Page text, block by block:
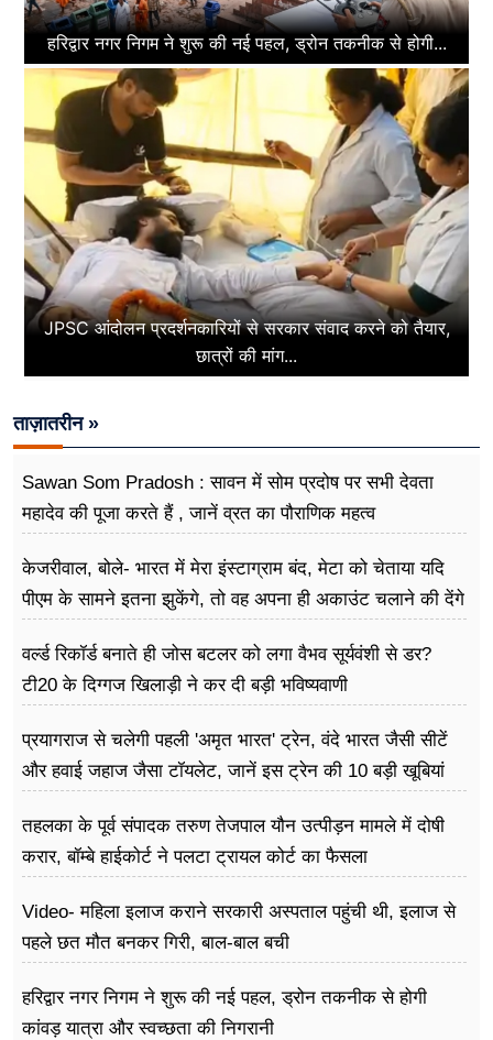
हरिद्वार नगर निगम ने शुरू की नई पहल, ड्रोन तकनीक से होगी...
JPSC आंदोलन प्रदर्शनकारियों से सरकार संवाद करने को तैयार,
छात्रों की मांग...
ताज़ातरीन »
Sawan Som Pradosh : सावन में सोम प्रदोष पर सभी देवता
महादेव की पूजा करते हैं , जानें व्रत का पौराणिक महत्व
केजरीवाल, बोले- भारत में मेरा इंस्टाग्राम बंद, मेटा को चेताया यदि
पीएम के सामने इतना झुकेंगे, तो वह अपना ही अकाउंट चलाने की देंगे
वर्ल्ड रिकॉर्ड बनाते ही जोस बटलर को लगा वैभव सूर्यवंशी से डर?
टी20 के दिग्गज खिलाड़ी ने कर दी बड़ी भविष्यवाणी
प्रयागराज से चलेगी पहली 'अमृत भारत' ट्रेन, वंदे भारत जैसी सीटें
और हवाई जहाज जैसा टॉयलेट, जानें इस ट्रेन की 10 बड़ी खूबियां
तहलका के पूर्व संपादक तरुण तेजपाल यौन उत्पीड़न मामले में दोषी
करार, बॉम्बे हाईकोर्ट ने पलटा ट्रायल कोर्ट का फैसला
Video- महिला इलाज कराने सरकारी अस्पताल पहुंची थी, इलाज से
पहले छत मौत बनकर गिरी, ​बाल-बाल बची
हरिद्वार नगर निगम ने शुरू की नई पहल, ड्रोन तकनीक से होगी
कांवड़ यात्रा और स्वच्छता की निगरानी